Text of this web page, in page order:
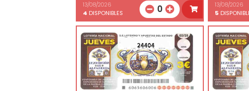
13/08/2026
4 DISPONIBLES 0
13/08/2026
5
24404